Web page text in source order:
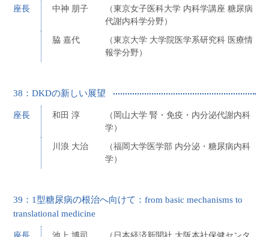
座長 中神 朋子
（東京女子医科大学 内科学講座 糖尿病
代謝内科学分野）
脇 嘉代
（東京大学 大学院医学系研究科 医療情
報学分野）
38：DKDの新しい展望
座長 和田 淳
（岡山大学 腎・免疫・内分泌代謝内科
学）
川浪 大治
（福岡大学医学部 内分泌・糖尿病内科
学）
39：1型糖尿病の根治へ向けて：from basic mechanisms to
translational medicine